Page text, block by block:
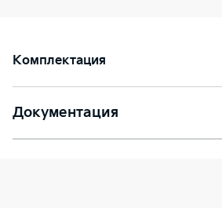
Комплектация
Документация